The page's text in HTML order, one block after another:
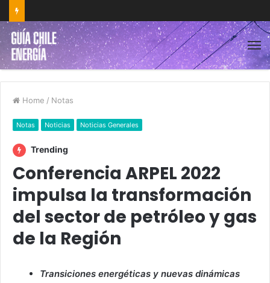
Home / Notas
Notas Noticias Noticias Generales
Trending
Conferencia ARPEL 2022
impulsa la transformación
del sector de petróleo y gas
de la Región
Transiciones energéticas y nuevas dinámicas